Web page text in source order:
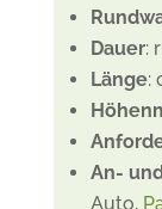
Dauer:
Länge:
An-
Auto,